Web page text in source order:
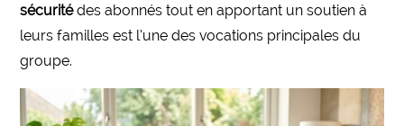
sécuritédes abonnés tout en apportant un soutien à
leurs familles est l’une des vocations principales du
groupe.